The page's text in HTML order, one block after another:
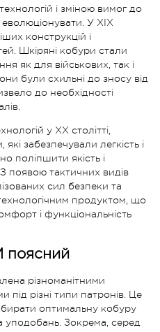
і зміною вимог до
У XIX
конструкцій і
Шкіряні кобури стали
як для військових, так і
були схильні до зносу від
до необхідності
у XX столітті,
забезпечували легкість і
поліпшити якість і
появою тактичних видів
сил безпеки та
продуктом, що
і функціональність
поясний
різноманітними
під різні типи патронів. Це
оптимальну кобуру
уподобань. Зокрема, серед